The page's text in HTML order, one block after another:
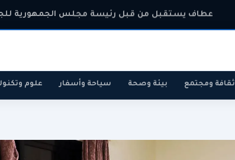
عطاف يستقبل من قبل رئيسة مجلس الجمهورية
ثقافة ومجتمع بيئة وصحة سياحة وأسفار علوم